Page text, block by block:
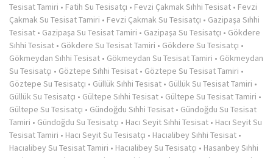
Tesisat Tamiri • Fatih Su Tesisatçı • Fevzi Çakmak Sıhhi Tesisat • Fevzi
Çakmak Su Tesisat Tamiri • Fevzi Çakmak Su Tesisatçı • Gazipaşa Sıhhi
Tesisat • Gazipaşa Su Tesisat Tamiri • Gazipaşa Su Tesisatçı • Gökdere
Sıhhi Tesisat • Gökdere Su Tesisat Tamiri • Gökdere Su Tesisatçı •
Gökmeydan Sıhhi Tesisat • Gökmeydan Su Tesisat Tamiri • Gökmeydan
Su Tesisatçı • Göztepe Sıhhi Tesisat • Göztepe Su Tesisat Tamiri •
Göztepe Su Tesisatçı • Güllük Sıhhi Tesisat • Güllük Su Tesisat Tamiri •
Güllük Su Tesisatçı • Gültepe Sıhhi Tesisat • Gültepe Su Tesisat Tamiri •
Gültepe Su Tesisatçı • Gündoğdu Sıhhi Tesisat • Gündoğdu Su Tesisat
Tamiri • Gündoğdu Su Tesisatçı • Hacı Seyit Sıhhi Tesisat • Hacı Seyit Su
Tesisat Tamiri • Hacı Seyit Su Tesisatçı • Hacıalibey Sıhhi Tesisat •
Hacıalibey Su Tesisat Tamiri • Hacıalibey Su Tesisatçı • Hasanbey Sıhhi